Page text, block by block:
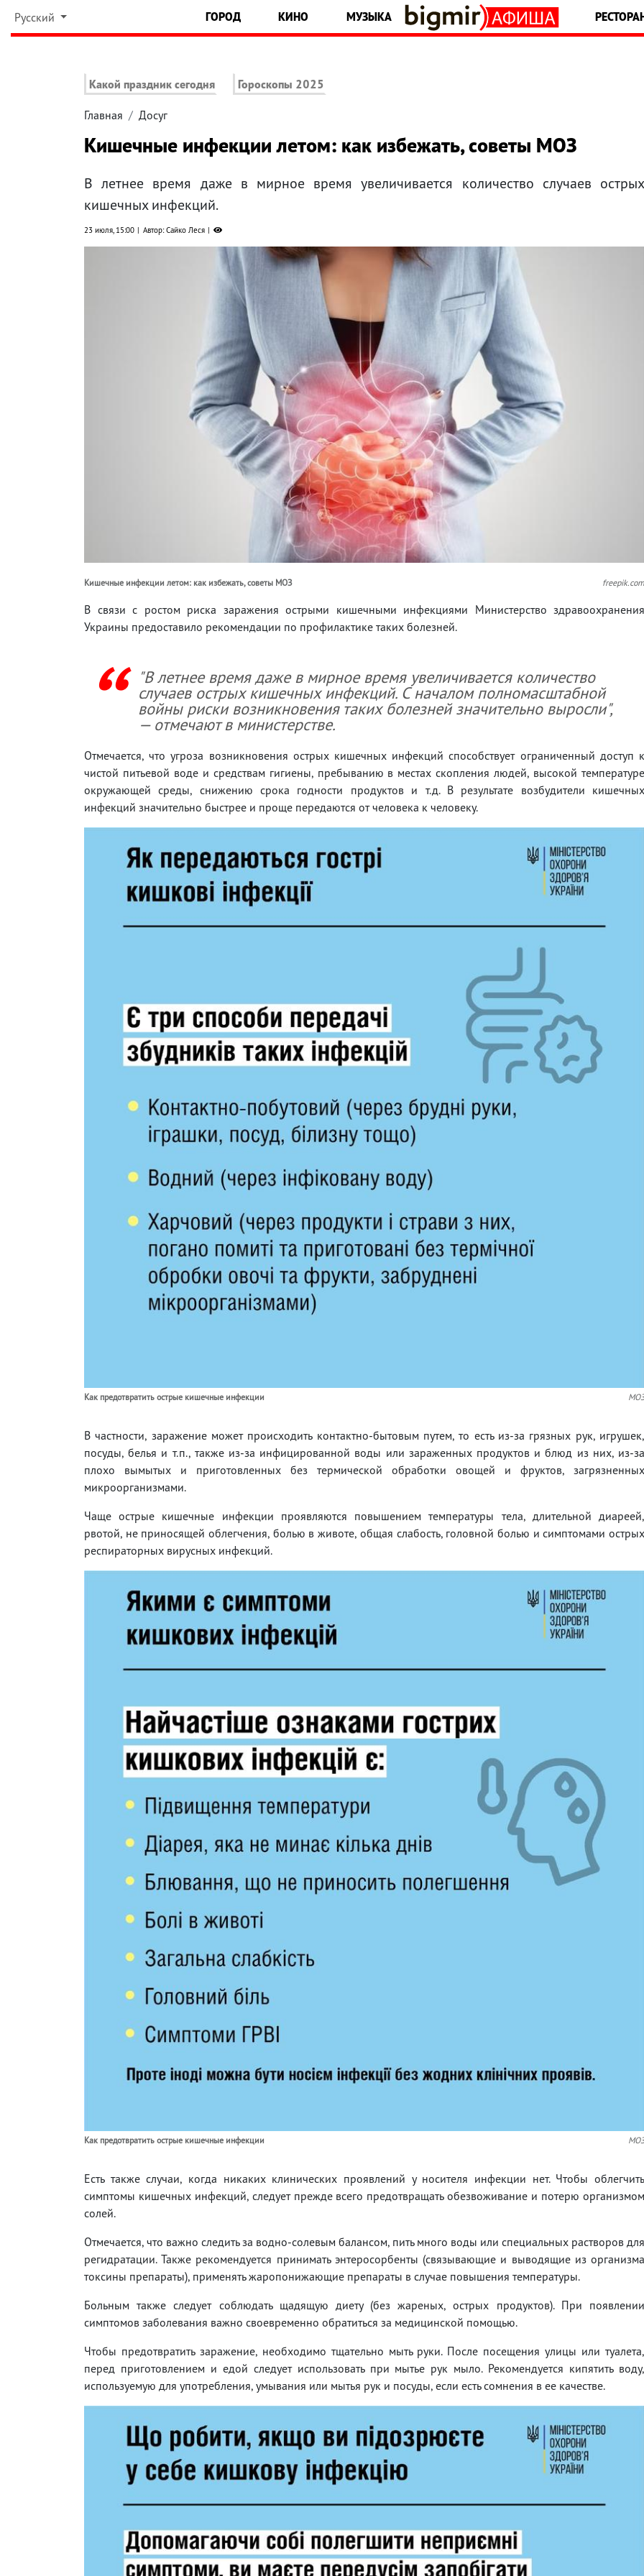
Русский ГОРОД КИНО МУЗЫКА
Какой праздник сегодня Гороскопы 2025
Главная Досуг
Кишечные инфекции летом: как избежать, советы МОЗ
В летнее время даже в мирное время увеличивается количество случаев острых
кишечных инфекций.
23 июля, 15:00 Автор: Сайко Леся
Кишечные инфекции летом: как избежать, советы МОЗ freepik.com
В связи с ростом риска заражения острыми кишечными инфекциями Министерство здравоохранения
Украины предоставило рекомендации по профилактике таких болезней.
"В летнее время даже в мирное время увеличивается количество
случаев острых кишечных инфекций. С началом полномасштабной
войны риски возникновения таких болезней значительно выросли",
— отмечают в министерстве.
Отмечается, что угроза возникновения острых кишечных инфекций способствует ограниченный доступ к
чистой питьевой воде и средствам гигиены, пребыванию в местах скопления людей, высокой температуре
окружающей среды, снижению срока годности продуктов и т.д. В результате возбудители кишечных
инфекций значительно быстрее и проще передаются от человека к человеку.
Как предотвратить острые кишечные инфекции МОЗ
В частности, заражение может происходить контактно-бытовым путем, то есть из-за грязных рук, игрушек,
посуды, белья и т.п., также из-за инфицированной воды или зараженных продуктов и блюд из них, из-за
плохо вымытых и приготовленных без термической обработки овощей и фруктов, загрязненных
микроорганизмами.
Чаще острые кишечные инфекции проявляются повышением температуры тела, длительной диареей,
рвотой, не приносящей облегчения, болью в животе, общая слабость, головной болью и симптомами острых
респираторных вирусных инфекций.
Как предотвратить острые кишечные инфекции МОЗ
Есть также случаи, когда никаких клинических проявлений у носителя инфекции нет. Чтобы облегчить
симптомы кишечных инфекций, следует прежде всего предотвращать обезвоживание и потерю организмом
солей.
Отмечается, что важно следить за водно-солевым балансом, пить много воды или специальных растворов для
регидратации. Также рекомендуется принимать энтеросорбенты (связывающие и выводящие из организма
токсины препараты), применять жаропонижающие препараты в случае повышения температуры.
Больным также следует соблюдать щадящую диету (без жареных, острых продуктов). При появлении
симптомов заболевания важно своевременно обратиться за медицинской помощью.
Чтобы предотвратить заражение, необходимо тщательно мыть руки. После посещения улицы или туалета,
перед приготовлением и едой следует использовать при мытье рук мыло. Рекомендуется кипятить воду,
используемую для употребления, умывания или мытья рук и посуды, если есть сомнения в ее качестве.